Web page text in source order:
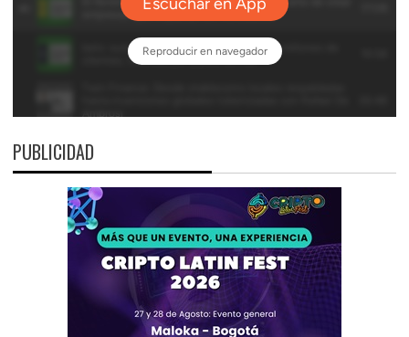
PUBLICIDAD